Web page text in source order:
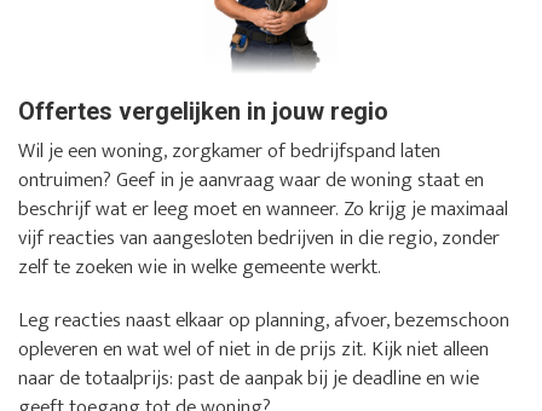
Offertes vergelijken in jouw regio
Wil je een woning, zorgkamer of bedrijfspand laten
ontruimen? Geef in je aanvraag waar de woning staat en
beschrijf wat er leeg moet en wanneer. Zo krijg je maximaal
vijf reacties van aangesloten bedrijven in die regio, zonder
zelf te zoeken wie in welke gemeente werkt.
Leg reacties naast elkaar op planning, afvoer, bezemschoon
opleveren en wat wel of niet in de prijs zit. Kijk niet alleen
naar de totaalprijs: past de aanpak bij je deadline en wie